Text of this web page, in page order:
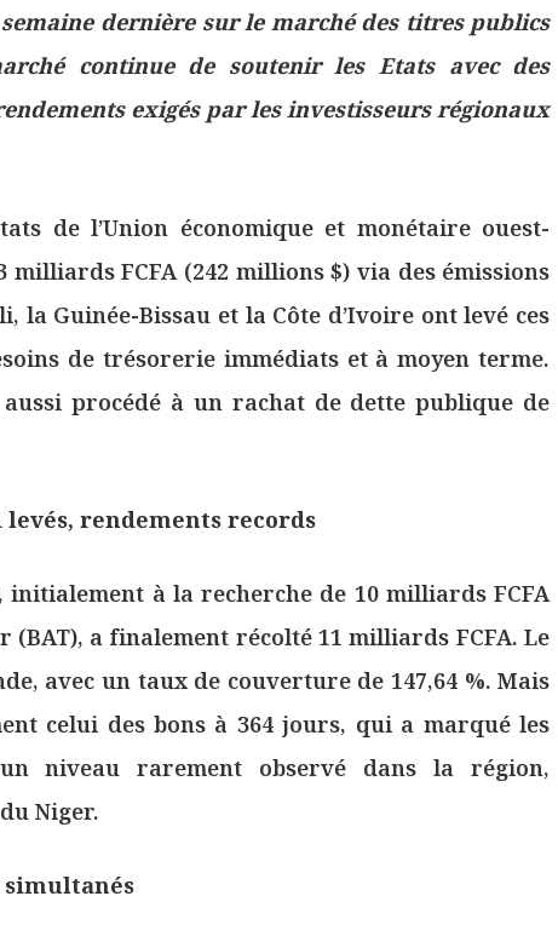
dernière sur le marché des titres publics
continue de soutenir les Etats avec des
exigés par les investisseurs régionaux
de l’Union économique et monétaire ouest-
milliards FCFA (242 millions $) via des émissions
la Guinée-Bissau et la Côte d’Ivoire ont levé ces
de trésorerie immédiats et à moyen terme.
procédé à un rachat de dette publique de
levés, rendements records
initialement à la recherche de 10 milliards FCFA
(BAT), a finalement récolté 11 milliards FCFA. Le
avec un taux de couverture de 147,64 %. Mais
celui des bons à 364 jours, qui a marqué les
niveau rarement observé dans la région,
Niger.
simultanés